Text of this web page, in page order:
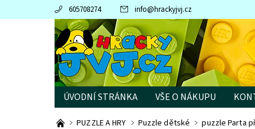
605708274 info@hrackyjvj.cz
ÚVODNÍ STRÁNKA VŠE O NÁKUPU
PRODÁVANÉ ZNAČKY
PUZZLE A HRY Puzzle dětské puzzle Parta